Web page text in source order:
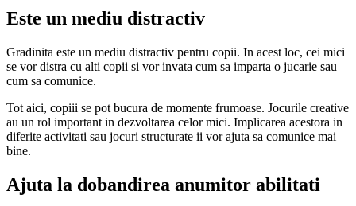
Este un mediu distractiv
Gradinita este un mediu distractiv pentru copii. In acest loc, cei mici
se vor distra cu alti copii si vor invata cum sa imparta o jucarie sau
cum sa comunice.
Tot aici, copiii se pot bucura de momente frumoase. Jocurile creative
au un rol important in dezvoltarea celor mici. Implicarea acestora in
diferite activitati sau jocuri structurate ii vor ajuta sa comunice mai
bine.
Ajuta la dobandirea anumitor abilitati